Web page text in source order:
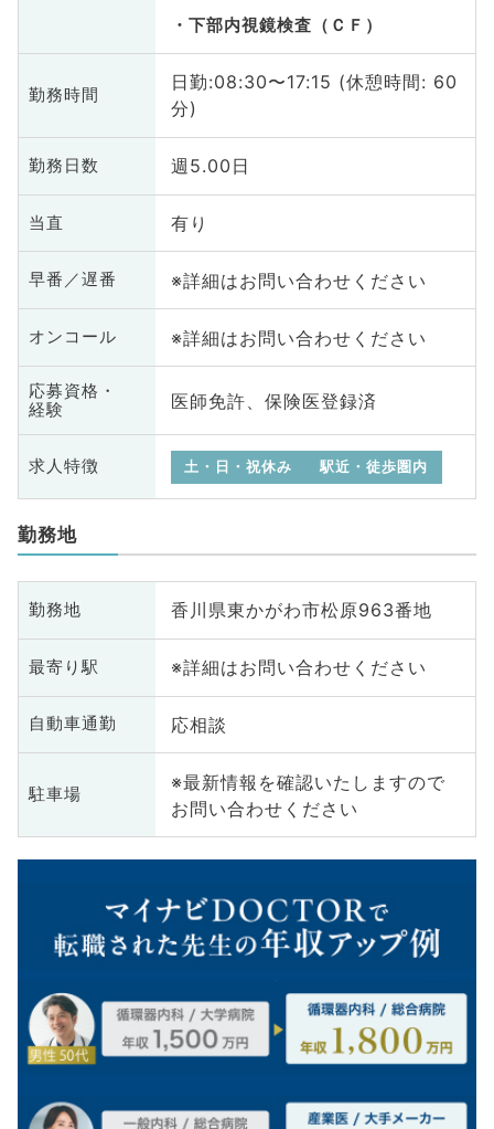
下部内視鏡検査（ＣＦ）
勤務時間
日勤:08:30〜17:15 (休憩時間: 60
分)
勤務日数 週5.00日
当直 有り
早番／遅番 ※詳細はお問い合わせください
オンコール ※詳細はお問い合わせください
応募資格・
経験
医師免許、保険医登録済
求人特徴 土・日・祝休み 駅近・徒歩圏内
勤務地
勤務地 香川県東かがわ市松原963番地
最寄り駅 ※詳細はお問い合わせください
自動車通勤 応相談
駐車場
※最新情報を確認いたしますので
お問い合わせください